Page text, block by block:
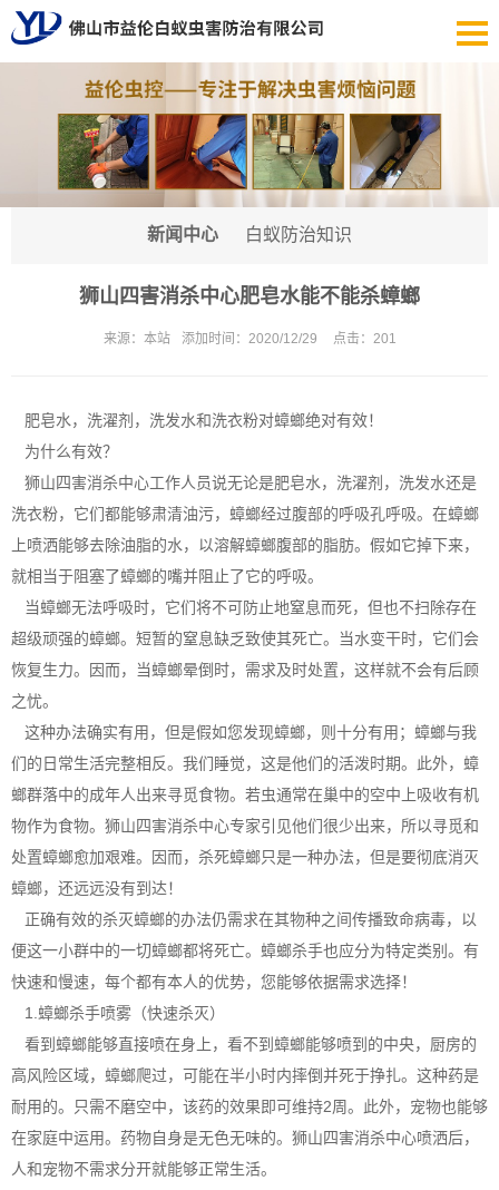
新闻中心 白蚁防治知识
狮山四害消杀中心肥皂水能不能杀蟑螂
来源： 本站 添加时间： 2020/12/29 点击： 201
肥皂水，洗濯剂，洗发水和洗衣粉对蟑螂绝对有效！
为什么有效？
狮山四害消杀中心工作人员说无论是肥皂水，洗濯剂，洗发水还是
洗衣粉，它们都能够肃清油污，蟑螂经过腹部的呼吸孔呼吸。在蟑螂
上喷洒能够去除油脂的水，以溶解蟑螂腹部的脂肪。假如它掉下来，
就相当于阻塞了蟑螂的嘴并阻止了它的呼吸。
当蟑螂无法呼吸时，它们将不可防止地窒息而死，但也不扫除存在
超级顽强的蟑螂。短暂的窒息缺乏致使其死亡。当水变干时，它们会
恢复生力。因而，当蟑螂晕倒时，需求及时处置，这样就不会有后顾
之忧。
这种办法确实有用，但是假如您发现蟑螂，则十分有用；蟑螂与我
们的日常生活完整相反。我们睡觉，这是他们的活泼时期。此外，蟑
螂群落中的成年人出来寻觅食物。 若虫通常在巢中的空中上吸收有机
物作为食物。狮山四害消杀中心专家引见他们很少出来，所以寻觅和
处置蟑螂愈加艰难。因而，杀死蟑螂只是一种办法，但是要彻底消灭
蟑螂，还远远没有到达！
正确有效的杀灭蟑螂的办法仍需求在其物种之间传播致命病毒，以
便这一小群中的一切蟑螂都将死亡。蟑螂杀手也应分为特定类别 。有
快速和慢速，每个都有本人的优势，您能够依据需求选择！
1.蟑螂杀手喷雾（快速杀灭）
看到蟑螂能够直接喷在身上，看不到蟑螂能够喷到的中央，厨房的
高风险区域，蟑螂爬过，可能在半小时内摔倒并死于挣扎。这种药是
耐用的。只需不磨空中，该药的效果即可维持2周。此外，宠物也能够
在家庭中运用。药物自身是无色无味的。狮山四害消杀中心喷洒后，
人和宠物不需求分开就能够正常生活。